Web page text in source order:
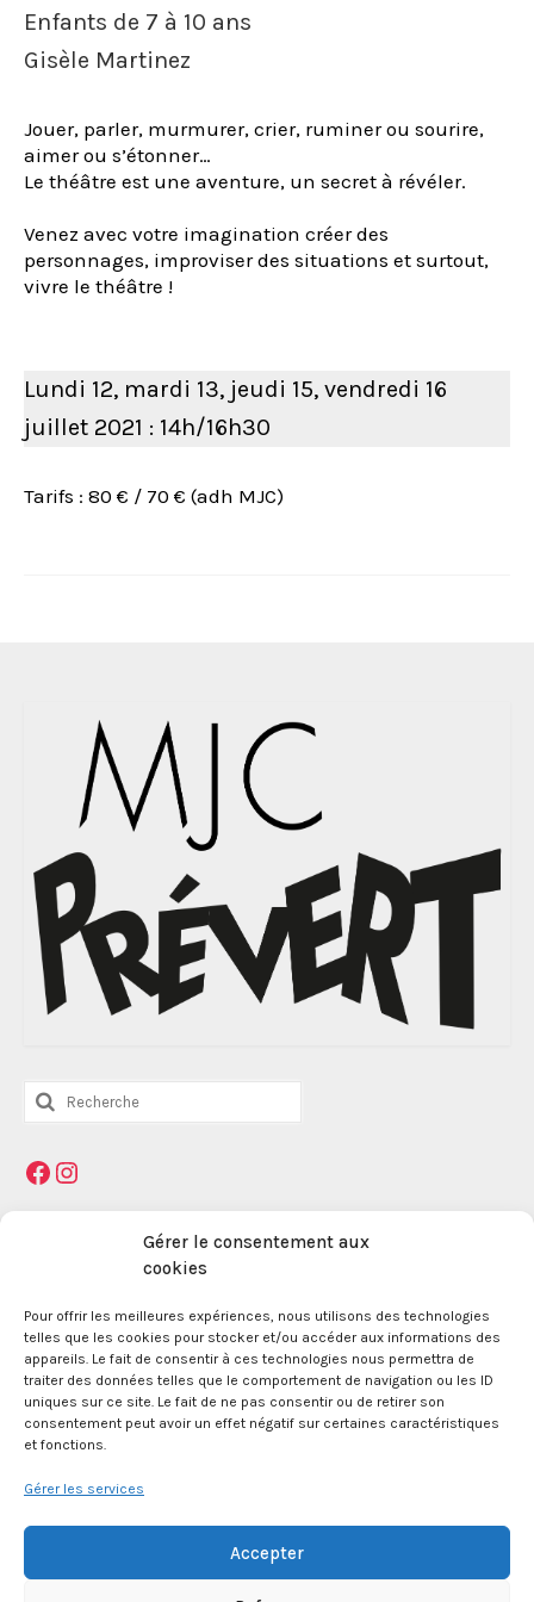
Gérer le consentement aux
cookies
Pour offrir les meilleures expériences, nous utilisons des technologies
telles que les cookies pour stocker et/ou accéder aux informations des
appareils. Le fait de consentir à ces technologies nous permettra de
traiter des données telles que le comportement de navigation ou les ID
uniques sur ce site. Le fait de ne pas consentir ou de retirer son
consentement peut avoir un effet négatif sur certaines caractéristiques
et fonctions.
Gérer les services
Accepter
Enfants de 7 à 10 ans
Gisèle Martinez
Jouer, parler, murmurer, crier, ruminer ou sourire,
aimer ou s’étonner…
Le théâtre est une aventure, un secret à révéler.
Venez avec votre imagination créer des
personnages, improviser des situations et surtout,
vivre le théâtre !
Lundi 12, mardi 13, jeudi 15, vendredi 16
juillet 2021 : 14h/16h30
Tarifs : 80 € / 70 € (adh MJC)
Rechercher
:
Facebook
Instagram
Mentions légales
La Maison des Jeunes et de la Culture Jacques
Prévert est une association enregistrée le 09
décembre 1959 auprès de la Préfecture des Bouches
du Rhône.
Provence.
SIRET 381 083 880 00017